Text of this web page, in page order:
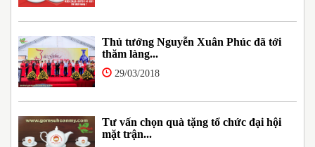
Thủ tướng Nguyễn Xuân Phúc đã tới
thăm làng...
29/03/2018
Tư vấn chọn quà tặng tổ chức đại hội
mặt trận...